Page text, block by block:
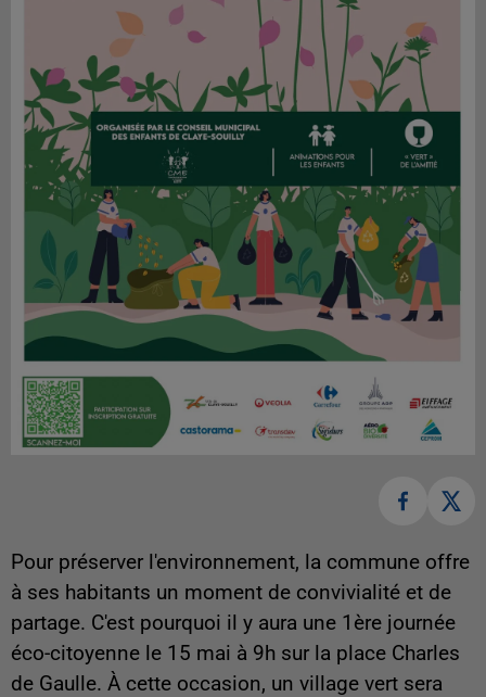
Pour préserver l'environnement, la commune offre
à ses habitants un moment de convivialité et de
partage. C'est pourquoi il y aura une 1ère journée
éco-citoyenne le 15 mai à 9h sur la place Charles
de Gaulle. À cette occasion, un village vert sera